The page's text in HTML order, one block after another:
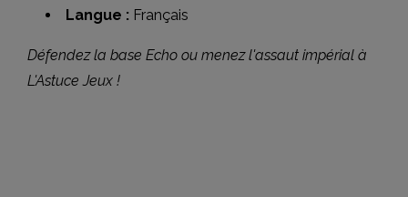
Langue : Français
Défendez la base Echo ou menez l'assaut impérial à
L'Astuce Jeux !